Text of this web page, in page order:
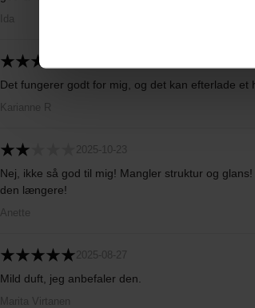
Ida
Det fungerer godt for mig, og det kan efterlade et
Karianne R
2025-10-23
Nej, ikke så god til mig! Mangler struktur og
den længere!
Anette
2025-08-27
Mild duft, jeg anbefaler den.
Marita Virtanen